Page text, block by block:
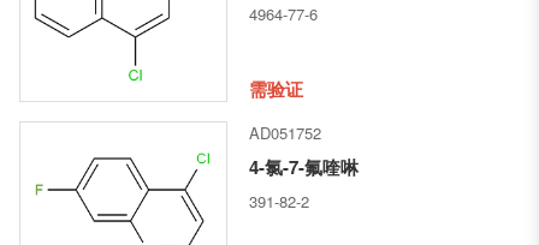
4964-77-6
需验证
AD051752
4-氯-7-氟喹啉
391-82-2